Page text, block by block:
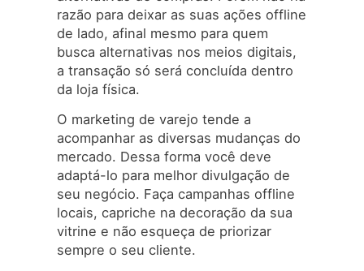
razão para deixar as suas ações offline
de lado, afinal mesmo para quem
busca alternativas nos meios digitais,
a transação só será concluída dentro
da loja física.
O marketing de varejo tende a
acompanhar as diversas mudanças do
mercado. Dessa forma você deve
adaptá-lo para melhor divulgação de
seu negócio. Faça campanhas offline
locais, capriche na decoração da sua
vitrine e não esqueça de priorizar
sempre o seu cliente.